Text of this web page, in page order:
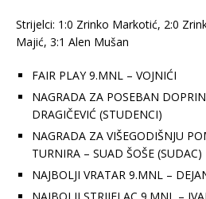
Strijelci: 1:0 Zrinko Markotić, 2:0
Majić, 3:1 Alen Mušan
FAIR PLAY 9.MNL – VOJNIĆI
NAGRADA ZA POSEBAN
DRAGIČEVIĆ (STUDENCI)
NAGRADA ZA VIŠEGODIŠNJU
TURNIRA – SUAD ŠOŠE (SUDAC)
NAJBOLJI VRATAR 9.MNL –